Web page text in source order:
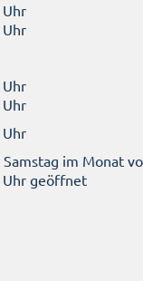
Uhr
Uhr
im Monat
Uhr geöffnet